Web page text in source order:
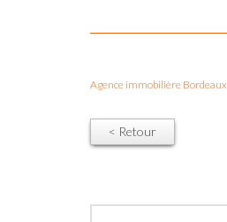
Agence immobilière Bordeaux
< Retour